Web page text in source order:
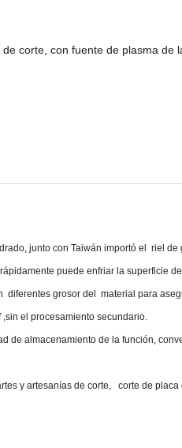
corte, con fuente de plasma
junto con Taiwán importó el riel
puede enfriar la superficie
grosor del material para
el procesamiento secundario.
de almacenamiento de la función,
y artesanías de corte, corte de placa